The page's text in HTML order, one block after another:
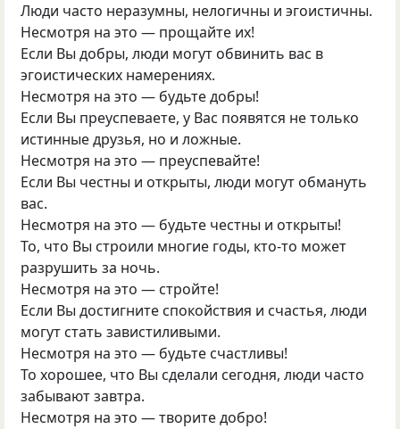
Люди часто неразумны, нелогичны и эгоистичны.
Несмотря на это — прощайте их!
Если Вы добры, люди могут обвинить вас в
эгоистических намерениях.
Несмотря на это — будьте добры!
Если Вы преуспеваете, у Вас появятся не только
истинные друзья, но и ложные.
Несмотря на это — преуспевайте!
Если Вы честны и открыты, люди могут обмануть
вас.
Несмотря на это — будьте честны и открыты!
То, что Вы строили многие годы, кто-то может
разрушить за ночь.
Несмотря на это — стройте!
Если Вы достигните спокойствия и счастья, люди
могут стать завистиливыми.
Несмотря на это — будьте счастливы!
То хорошее, что Вы сделали сегодня, люди часто
забывают завтра.
Несмотря на это — творите добро!